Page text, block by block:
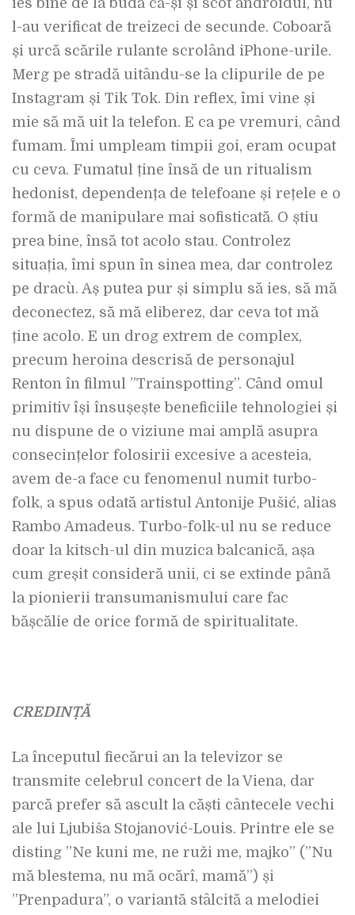
ies bine de la budă că-și și scot androidul, nu
l-au verificat de treizeci de secunde. Coboară
și urcă scările rulante scrolând iPhone-urile.
Merg pe stradă uitându-se la clipurile de pe
Instagram și Tik Tok. Din reflex, îmi vine și
mie să mă uit la telefon. E ca pe vremuri, când
fumam. Îmi umpleam timpii goi, eram ocupat
cu ceva. Fumatul ține însă de un ritualism
hedonist, dependența de telefoane și rețele e o
formă de manipulare mai sofisticată. O știu
prea bine, însă tot acolo stau. Controlez
situația, îmi spun în sinea mea, dar controlez
pe dracu`. Aș putea pur și simplu să ies, să mă
deconectez, să mă eliberez, dar ceva tot mă
ține acolo. E un drog extrem de complex,
precum heroina descrisă de personajul
Renton în filmul ”Trainspotting”. Când omul
primitiv își însușește beneficiile tehnologiei și
nu dispune de o viziune mai amplă asupra
consecințelor folosirii excesive a acesteia,
avem de-a face cu fenomenul numit turbo-
folk, a spus odată artistul Antonije Pušić, alias
Rambo Amadeus. Turbo-folk-ul nu se reduce
doar la kitsch-ul din muzica balcanică, așa
cum greșit consideră unii, ci se extinde până
la pionierii transumanismului care fac
bășcălie de orice formă de spiritualitate.
CREDINȚĂ
La începutul fiecărui an la televizor se
transmite celebrul concert de la Viena, dar
parcă prefer să ascult la căști cântecele vechi
ale lui Ljubiša Stojanović-Louis. Printre ele se
disting ”Ne kuni me, ne ruži me, majko” (”Nu
mă blestema, nu mă ocărî, mamă”) și
”Prenpadura”, o variantă stâlcită a melodiei